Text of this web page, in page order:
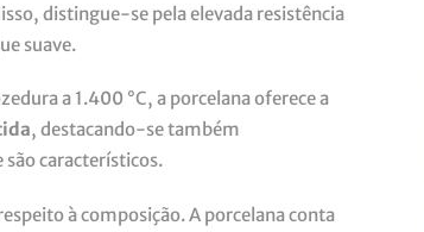
distingue-se pela elevada resistência
suave.
a 1.400 °C, a porcelana oferece a
, destacando-se também
são característicos.
à composição. A porcelana conta